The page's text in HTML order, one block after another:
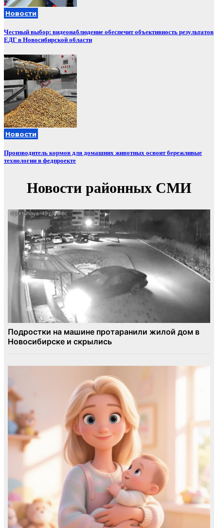
Новости
Честный выбор: видеонаблюдение обеспечит объективность результатов
ЕДГ в Новосибирской области
Новости
Производитель кормов для домашних животных освоит бережливые
технологии в федпроекте